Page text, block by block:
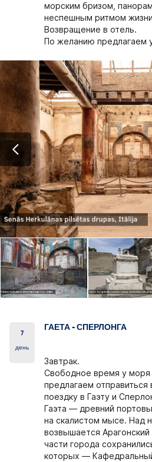
морским бризом,
неспешным ритмом
Возвращение в отель.
По желанию предлагаем
7
день
ГАЕТА - СПЕРЛОНГА
Завтрак.
Свободное время у моря
предлагаем отправиться
поездку в Гаэту и
Гаэта — древний
на скалистом мысе. Над
возвышается
части города
которых —